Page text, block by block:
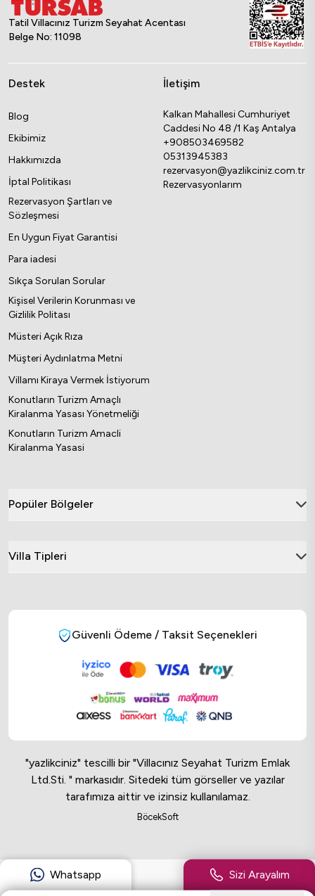
Tatil Villacınız Turizm Seyahat Acentası
Belge No: 11098
Destek
Blog
Ekibimiz
Hakkımızda
İptal Politikası
Rezervasyon Şartları ve
Sözleşmesi
En Uygun Fiyat Garantisi
Para iadesi
Sıkça Sorulan Sorular
Kişisel Verilerin Korunması ve
Gizlilik Politası
Müsteri Açık Rıza
Müşteri Aydınlatma Metni
Villamı Kiraya Vermek İstiyorum
Konutların Turizm Amaçlı
Kiralanma Yasası Yönetmeliği
Konutların Turizm Amacli
Kiralanma Yasasi
İletişim
Kalkan Mahallesi Cumhuriyet
Caddesi No 48 /1 Kaş Antalya
+908503469582
05313945383
rezervasyon@yazlikciniz.com.tr
Rezervasyonlarım
Popüler Bölgeler
Villa Tipleri
Güvenli Ödeme / Taksit Seçenekleri
"yazlikciniz" tescilli bir "Villacınız Seyahat Turizm Emlak
Ltd.Sti. " markasıdır. Sitedeki tüm görseller ve yazılar
tarafımıza aittir ve izinsiz kullanılamaz.
BöcekSoft
Whatsapp
Sizi Arayalım